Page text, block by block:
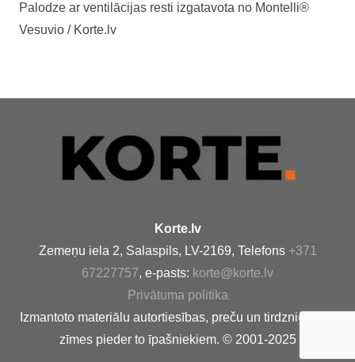
Palodze ar ventilācijas resti izgatavota no Montelli®
Vesuvio / Korte.lv
Korte.lv
Zemeņu iela 2, Salaspils, LV-2169, Telefons +371
67227757, e-pasts: korte@korte.lv
Privātuma politika
Izmantoto materiālu autortiesības, preču un tirdzniecības
zīmes pieder to īpašniekiem. © 2001-2025